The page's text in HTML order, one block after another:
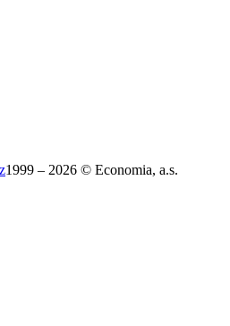
1999 – 2026 © Economia, a.s.